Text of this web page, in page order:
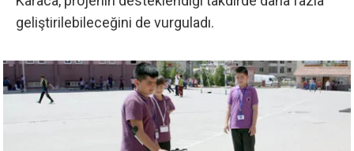
geliştirilebileceğini de vurguladı.